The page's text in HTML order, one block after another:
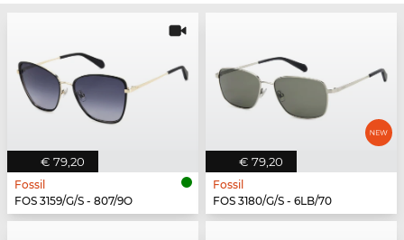
€ 79,20
Fossil
FOS 3159/G/S - 807/9O
€ 79,20
Fossil
FOS 3180/G/S - 6LB/70